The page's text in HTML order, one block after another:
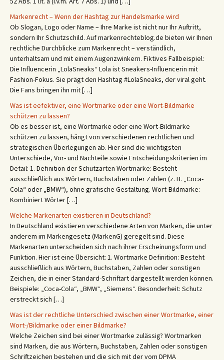
Markenrecht – Wenn der Hashtag zur Handelsmarke wird
Ob Slogan, Logo oder Name – Ihre Marke ist nicht nur Ihr Auftritt,
sondern Ihr Schutzschild. Auf markenrechteblog.de bieten wir Ihnen
rechtliche Durchblicke zum Markenrecht – verständlich,
unterhaltsam und mit einem Augenzwinkern. Fiktives Fallbeispiel:
Die Influencerin „LolaSneaks“ Lola ist Sneakers-Influencerin mit
Fashion-Fokus. Sie prägt den Hashtag #LolaSneaks, der viral geht.
Die Fans bringen ihn mit […]
Was ist eefektiver, eine Wortmarke oder eine Wort-Bildmarke
schützen zu lassen?
Ob es besser ist, eine Wortmarke oder eine Wort-Bildmarke
schützen zu lassen, hängt von verschiedenen rechtlichen und
strategischen Überlegungen ab. Hier sind die wichtigsten
Unterschiede, Vor- und Nachteile sowie Entscheidungskriterien im
Detail: 1. Definition der Schutzarten Wortmarke: Besteht
ausschließlich aus Wörtern, Buchstaben oder Zahlen (z. B. „Coca-
Cola“ oder „BMW“), ohne grafische Gestaltung. Wort-Bildmarke:
Kombiniert Wörter […]
Welche Markenarten existieren in Deutschland?
In Deutschland existieren verschiedene Arten von Marken, die unter
anderem im Markengesetz (MarkenG) geregelt sind. Diese
Markenarten unterscheiden sich nach ihrer Erscheinungsform und
Funktion. Hier ist eine Übersicht: 1. Wortmarke Definition: Besteht
ausschließlich aus Wörtern, Buchstaben, Zahlen oder sonstigen
Zeichen, die in einer Standard-Schriftart dargestellt werden können.
Beispiele: „Coca-Cola“, „BMW“, „Siemens“. Besonderheit: Schutz
erstreckt sich […]
Was ist der rechtliche Unterschied zwischen einer Wortmarke, einer
Wort-/Bildmarke oder einer Bildmarke?
Welche Zeichen sind bei einer Wortmarke zulässig? Wortmarken
sind Marken, die aus Wörtern, Buchstaben, Zahlen oder sonstigen
Schriftzeichen bestehen und die sich mit der vom DPMA